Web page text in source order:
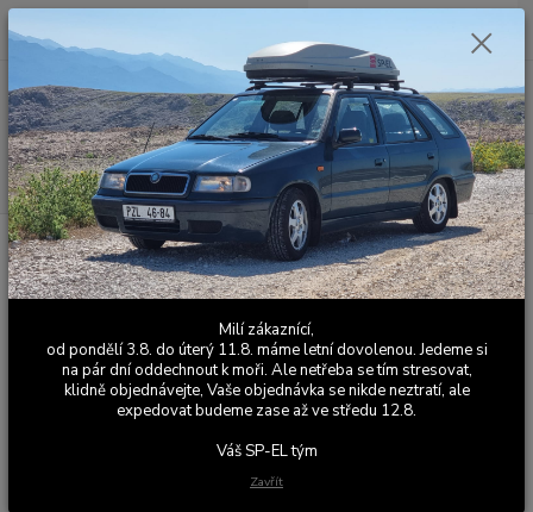
Menu
Hledat
Po - Pá 9:00 - 17:00
0,00 Kč
Úvod Výfuky Sportovní a závodní výfuky
Kompletní nerezový
výfukový systém Škoda Felicia 1.6 Street
Kompletní nerezový výfukový
systém Škoda Felicia 1.6 Street
Milí zákaznící,
od pondělí 3.8. do úterý 11.8. máme letní dovolenou. Jedeme si
na pár dní oddechnout k moři. Ale netřeba se tím stresovat,
klidně objednávejte, Vaše objednávka se nikde neztratí, ale
expedovat budeme zase až ve středu 12.8.
Váš SP-EL tým
Zavřít